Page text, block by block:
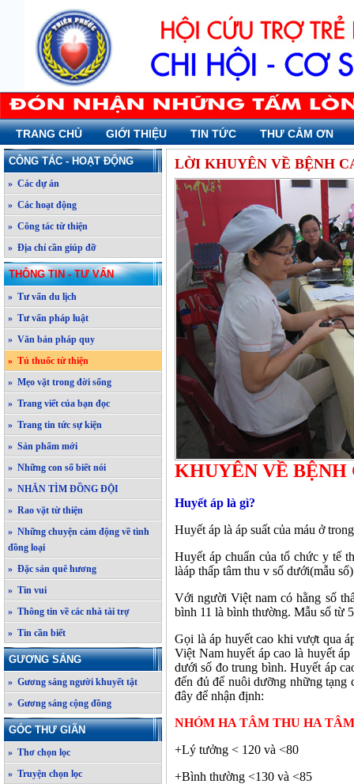
TRANG CHỦ GIỚI THIỆU TIN TỨC THƯ CẢM ƠN
CÔNG TÁC - HOẠT ĐỘNG
» Các dự án
» Các hoạt động
» Công tác từ thiện
» Địa chỉ cần giúp đỡ
THÔNG TIN - TƯ VẤN
» Tư vấn du lịch
» Tư vấn pháp luật
» Văn bản pháp quy
» Tủ thuốc từ thiện
» Mẹo vặt trong đời sống
» Trang viết của bạn đọc
» Trang tin tức sự kiện
» Sản phẩm mới
» Những con số biết nói
» NHẮN TÌM ĐỒNG ĐỘI
» Rao vặt từ thiện
» Những chuyện cảm động về tình
đồng loại
» Đặc sản quê hương
» Tin vui
» Thông tin về các nhà tài trợ
» Tin cần biết
GƯƠNG SÁNG
» Gương sáng người khuyết tật
» Gương sáng cộng đồng
GÓC THƯ GIÃN
» Thơ chọn lọc
» Truyện chọn lọc
LỜI KHUYÊN VỀ BỆNH
KHUYÊN VỀ BỆNH
Huyết áp là gì?
Huyết áp là áp suất của máu ở
Huyết áp chuẩn của tổ chức y tế
làáp thấp tâm thu v số dưới(mẫu
Với người Việt nam có hằng số
bình 11 là bình thường. Mẫu số từ
Gọi là áp huyết cao khi vượt qua
Việt Nam huyết áp cao là huyết
dưới số đo trung bình. Huyết áp
đến đủ để nuôi dưỡng những tạng
đây để nhận định:
NHÓM HA TÂM THU HA
+Lý tưởng < 120 và <80
+Bình thường <130 và <85